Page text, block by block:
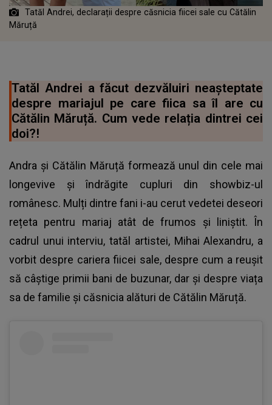
Tatăl Andrei, declarații despre căsnicia fiicei sale cu Cătălin
Măruță
Tatăl Andrei a făcut dezvăluiri neașteptate
despre mariajul pe care fiica sa îl are cu
Cătălin Măruță. Cum vede relația dintrei cei
doi?!
Andra și Cătălin Măruță formează unul din cele mai
longevive și îndrăgite cupluri din showbiz-ul
românesc. Mulți dintre fani i-au cerut vedetei deseori
rețeta pentru mariaj atât de frumos și liniștit. În
cadrul unui interviu, tatăl artistei, Mihai Alexandru, a
vorbit despre cariera fiicei sale, despre cum a reușit
să câștige primii bani de buzunar, dar și despre viața
sa de familie și căsnicia alături de Cătălin Măruță.